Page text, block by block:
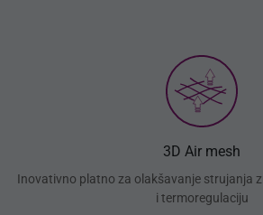
3D Air mesh
Inovativno platno za olakšavanje strujanja
i termoregulaciju